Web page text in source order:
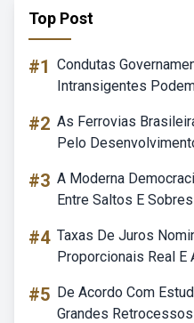
Top Post
#1 Condutas
Intransigentes
#2 As Ferrovias
Pelo
#3 A Moderna
Entre Saltos E
#4 Taxas De Juros
Proporcionais Real E
#5 De Acordo Com
Grandes